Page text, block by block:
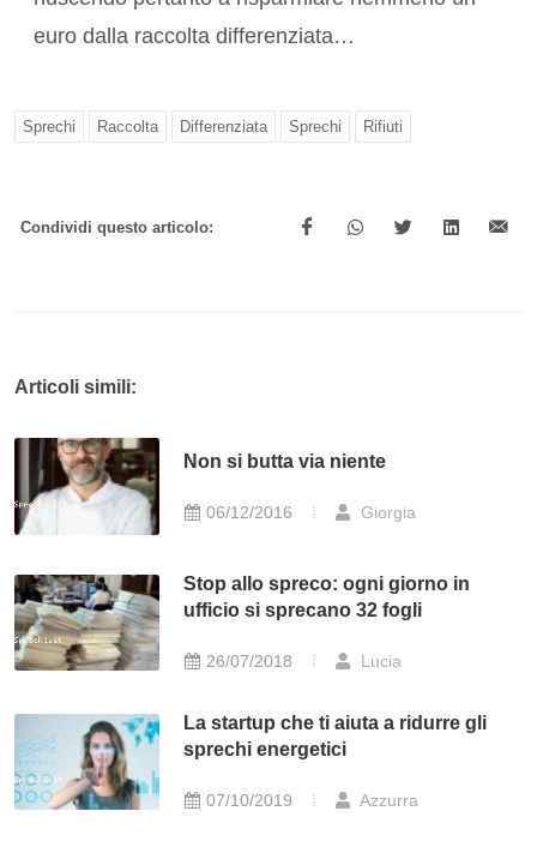
euro dalla raccolta differenziata…
Sprechi Raccolta Differenziata Sprechi Rifiuti
Condividi questo articolo:
Articoli simili:
Non si butta via niente
06/12/2016 Giorgia
Stop allo spreco: ogni giorno in
ufficio si sprecano 32 fogli
26/07/2018 Lucia
La startup che ti aiuta a ridurre gli
sprechi energetici
07/10/2019 Azzurra